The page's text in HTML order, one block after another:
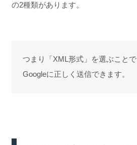
の2種類があります。
つまり「XML形式」を選ぶこと
Googleに正しく送信できます。